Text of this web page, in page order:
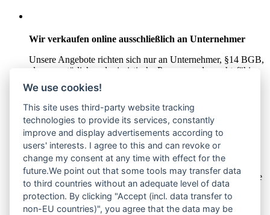
Wir verkaufen online ausschließlich an Unternehmer
Unsere Angebote richten sich nur an Unternehmer, §14 BGB,
also an natürliche oder juristische Personen oder rechtsfähige
Personengesellschaften, die bei Abschluss eines
Rechtsgeschäfts in Ausübung ihrer gewerblichen oder
selbständigen beruflichen Tätigkeit handeln. Wir schließen
keine Verträge mit Verbrauchern,§ 13 BGB.
Hinweis zu Produktabbildungen
Die Produktbilder der Artikel zeigen Beispiele, die in der
Ausstattung, Farbe oder Konfiguration von der
Artikelbeschreibung abweichen können. Maßgeblich sind die
Beschreibungen und Abbildungen im unverbindlichen
Angebot. Gerne konfigurieren wir das ausgewählte Produkt
genau nach Ihren Vorstellungen.
We use cookies!
This site uses third-party website tracking
technologies to provide its services, constantly
improve and display advertisements according to
users' interests. I agree to this and can revoke or
change my consent at any time with effect for the
future.We point out that some tools may transfer data
to third countries without an adequate level of data
protection. By clicking "Accept (incl. data transfer to
non-EU countries)", you agree that the data may be